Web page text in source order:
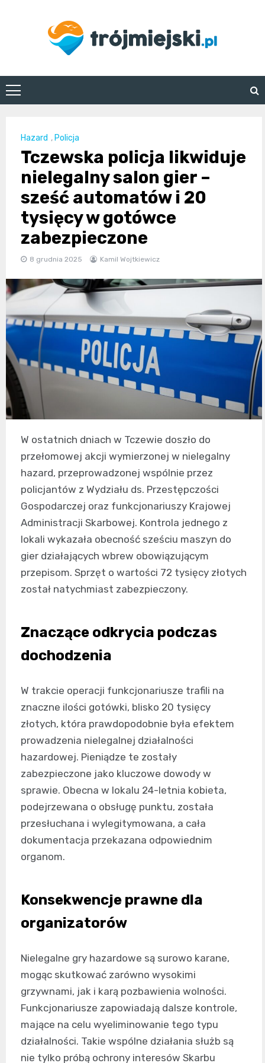
trojmiejski.pl
Hazard , Policja
Tczewska policja likwiduje
nielegalny salon gier –
sześć automatów i 20
tysięcy w gotówce
zabezpieczone
8 grudnia 2025 Kamil Wojtkiewicz
W ostatnich dniach w Tczewie doszło do
przełomowej akcji wymierzonej w nielegalny
hazard, przeprowadzonej wspólnie przez
policjantów z Wydziału ds. Przestępczości
Gospodarczej oraz funkcjonariuszy Krajowej
Administracji Skarbowej. Kontrola jednego z
lokali wykazała obecność sześciu maszyn do
gier działających wbrew obowiązującym
przepisom. Sprzęt o wartości 72 tysięcy złotych
został natychmiast zabezpieczony.
Znaczące odkrycia podczas
dochodzenia
W trakcie operacji funkcjonariusze trafili na
znaczne ilości gotówki, blisko 20 tysięcy
złotych, która prawdopodobnie była efektem
prowadzenia nielegalnej działalności
hazardowej. Pieniądze te zostały
zabezpieczone jako kluczowe dowody w
sprawie. Obecna w lokalu 24-letnia kobieta,
podejrzewana o obsługę punktu, została
przesłuchana i wylegitymowana, a cała
dokumentacja przekazana odpowiednim
organom.
Konsekwencje prawne dla
organizatorów
Nielegalne gry hazardowe są surowo karane,
mogąc skutkować zarówno wysokimi
grzywnami, jak i karą pozbawienia wolności.
Funkcjonariusze zapowiadają dalsze kontrole,
mające na celu wyeliminowanie tego typu
działalności. Takie wspólne działania służb są
nie tylko próbą ochrony interesów Skarbu